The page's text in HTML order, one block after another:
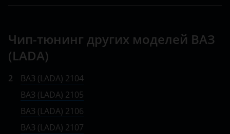
Omoda
Peugeot
Porsche
Ravon
Чип-тюнинг других моделей ВАЗ
(LADA)
2
ВАЗ (LADA) 2104
ВАЗ (LADA) 2105
ВАЗ (LADA) 2106
ВАЗ (LADA) 2107